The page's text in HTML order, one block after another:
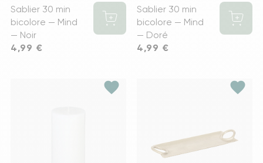
Sablier 30 min
bicolore — Mind
— Noir
Prix
4,99 €
Sablier 30 min
bicolore — Mind
— Doré
Prix
4,99 €
favorite favorite